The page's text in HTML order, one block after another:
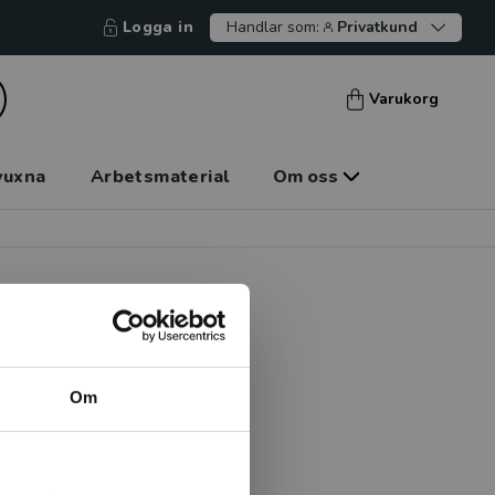
Om
Logga in Handlar som: Privatkund
Varukorg
Arbetsmaterial Om oss